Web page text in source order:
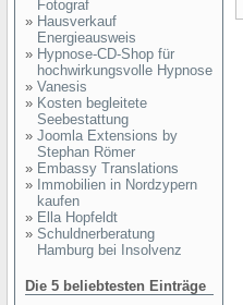
Fotograf
» Hausverkauf
Energieausweis
» Hypnose-CD-Shop für
hochwirkungsvolle Hypnose
» Vanesis
» Kosten begleitete
Seebestattung
» Joomla Extensions by
Stephan Römer
» Embassy Translations
» Immobilien in Nordzypern
kaufen
» Ella Hopfeldt
» Schuldnerberatung
Hamburg bei Insolvenz
Die 5 beliebtesten Einträge